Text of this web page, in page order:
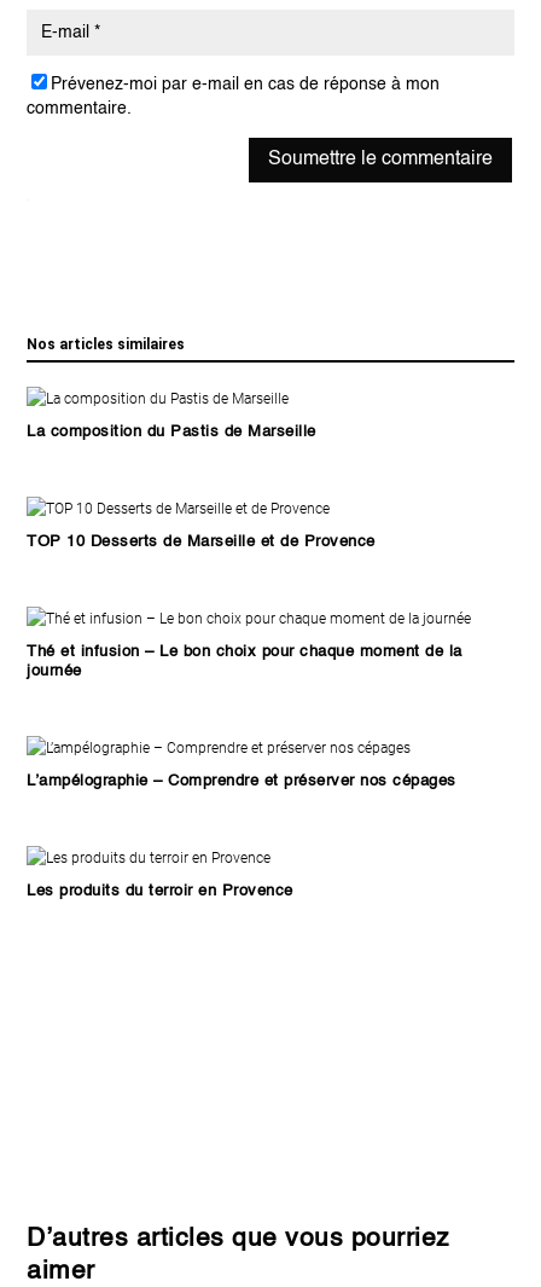
Prévenez-moi par e-mail en cas de réponse à mon
commentaire.
Soumettre le commentaire
Nos articles similaires
La composition du Pastis de Marseille
TOP 10 Desserts de Marseille et de Provence
Thé et infusion – Le bon choix pour chaque moment de la
journée
L’ampélographie – Comprendre et préserver nos cépages
Les produits du terroir en Provence
D’autres articles que vous pourriez
aimer